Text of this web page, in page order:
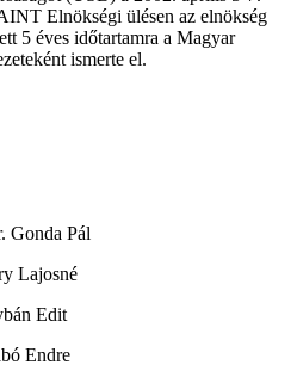
Elnökségi ülésen az elnökség
5 éves időtartamra a Magyar
ismerte el.
Gonda Pál
Lajosné
Edit
Endre